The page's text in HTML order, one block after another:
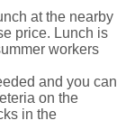
at the nearby
price. Lunch is
workers
and you can
on the
in the